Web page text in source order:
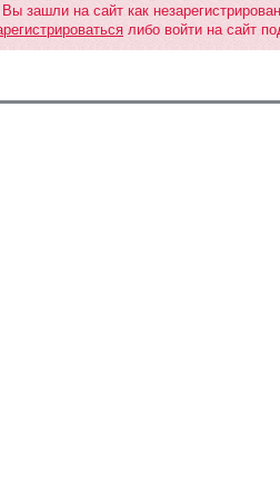
зашли на сайт как
либо войти на сайт